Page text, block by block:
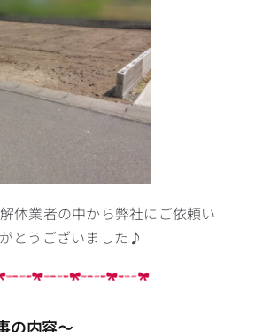
体業者の中から弊社にご依頼い
とうございました♪
の内容～